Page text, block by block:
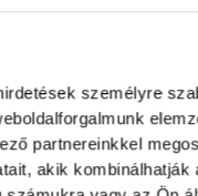
személyre
partnereinkkel
akik
Gunther Zsolt
második
Bányász